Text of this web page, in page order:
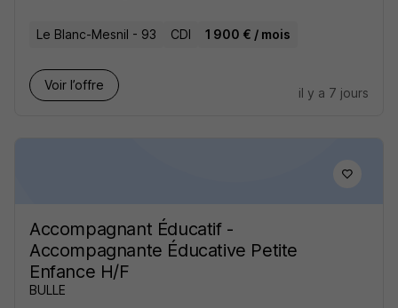
Le Blanc-Mesnil - 93 CDI 1 900 € / mois
Voir l’offre
il y a 7 jours
Accompagnant Éducatif -
Accompagnante Éducative Petite
Enfance H/F
BULLE